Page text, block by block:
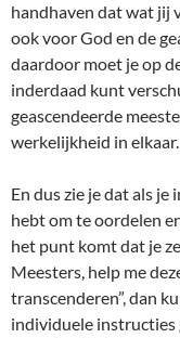
handhaven dat wat jij
ook voor God en de
daardoor moet je op
inderdaad kunt
geascendeerde
werkelijkheid in elkaar.
En dus zie je dat als
hebt om te oordelen
het punt komt dat je
Meesters, help me
transcenderen”, dan
individuele instructies